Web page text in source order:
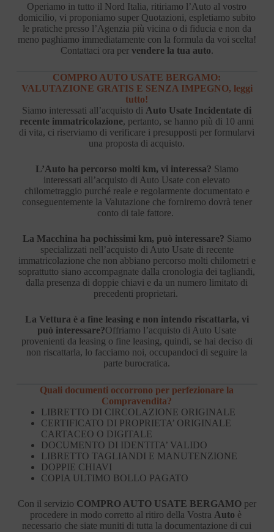
Operiamo in tutto il Nord Italia, ritiriamo l’Auto al vostro
domicilio, vi proponiamo super Quotazioni, espletiamo subito
le pratiche presso l’Agenzia più vicina o di fiducia e non da
meno paghiamo immediatamente con la formula da voi scelta!
Contattaci ora per vendere la tua auto.
COMPRO AUTO USATE BERGAMO:
VALUTAZIONE GRATIS E SENZA IMPEGNO, leggi
tutto!
Siamo interessati all’acquisto di Auto Usate Incidentate di
recente immatricolazione, pertanto, se hanno più di 10 anni
di vita, ci riserviamo di verificare i presupposti per formularvi
una proposta di acquisto.
L’Auto ha percorso molti km, vi interessa? Siamo
interessati all’acquisto di Auto Usate con elevato
chilometraggio purché reale e regolarmente documentato e
conseguentemente la Valutazione che forniremo dovrà tener
conto di tale fattore.
La Macchina ha pochissimi km, può interessare? Siamo
specializzati nell’acquisto di Auto Usate di recente
immatricolazione che non abbiano percorso molti chilometri e
soprattutto siano accompagnate dalla cronologia dei tagliandi,
dalla presenza di doppie chiavi e da un numero limitato di
precedenti proprietari.
La Vettura è a fine leasing e non intendo riscattarla, vi
può interessare?Offriamo l’acquisto di Auto Usate
provenienti da leasing o fine leasing, quindi, se hai deciso di
non riscattarla, lo facciamo noi, occupandoci di seguire la
parte burocratica.
Quali documenti occorrono per perfezionare la
Compravendita?
LIBRETTO DI CIRCOLAZIONE ORIGINALE
CERTIFICATO DI PROPRIETA’ ORIGINALE
CARTACEO O DIGITALE
DOCUMENTO DI IDENTITA’ VALIDO
LIBRETTO TAGLIANDI E MANUTENZIONE
DOPPIE CHIAVI
COPIA ULTIMO BOLLO PAGATO
Con il servizio COMPRO AUTO USATE BERGAMOper
procedere in modo corretto al ritiro della Vostra Auto è
necessario che siate muniti di tutta la documentazione di cui